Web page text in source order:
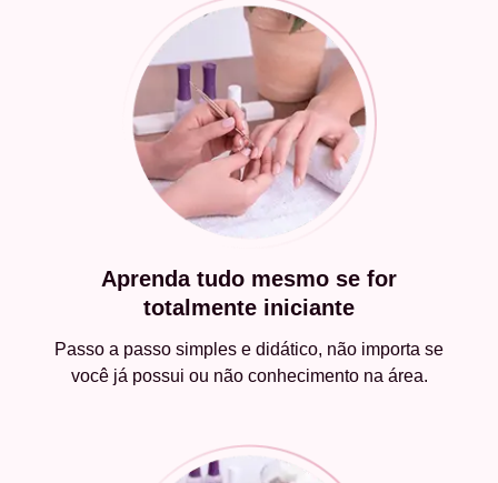
Aprenda tudo mesmo se for
totalmente iniciante
Passo a passo simples e didático, não importa se
você já possui ou não conhecimento na área.